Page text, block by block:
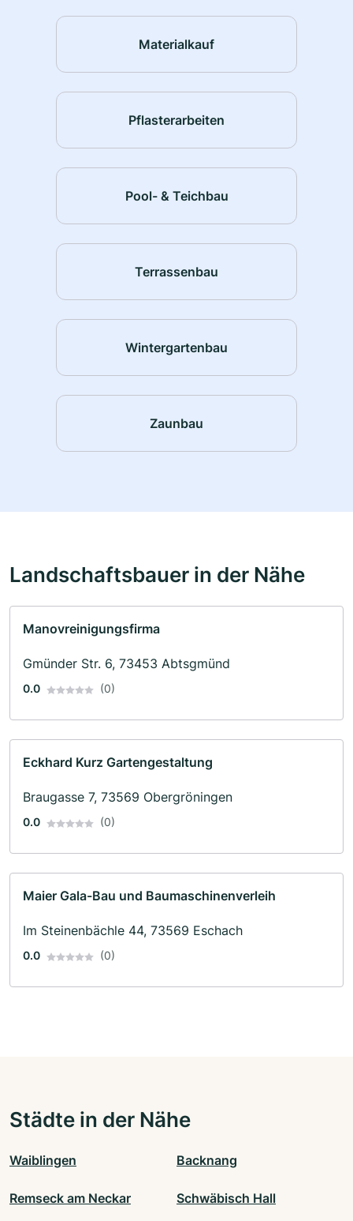
Materialkauf
Pflasterarbeiten
Pool- & Teichbau
Terrassenbau
Wintergartenbau
Zaunbau
Landschaftsbauer in der Nähe
Manovreinigungsfirma
Gmünder Str. 6, 73453 Abtsgmünd
0.0 (0)
Eckhard Kurz Gartengestaltung
Braugasse 7, 73569 Obergröningen
0.0 (0)
Maier Gala-Bau und Baumaschinenverleih
Im Steinenbächle 44, 73569 Eschach
0.0 (0)
Städte in der Nähe
Waiblingen Backnang
Remseck am Neckar Schwäbisch Hall